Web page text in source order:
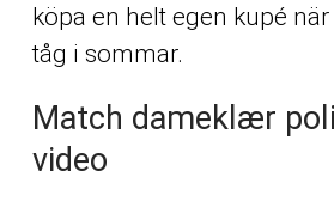
köpa en helt egen kupé
tåg i sommar.
Match dameklær
video